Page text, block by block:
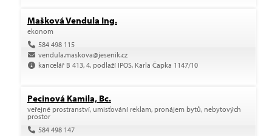
Mašková Vendula Ing.
ekonom
584 498 115
vendula.maskova@jesenik.cz
kancelář B 413, 4. podlaží IPOS, Karla Čapka 1147/10
Pecinová Kamila, Bc.
veřejné prostranství, umisťování reklam, pronájem bytů, nebytových
prostor
584 498 147